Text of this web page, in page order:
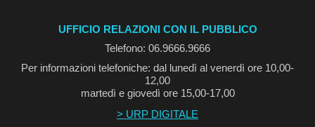
UFFICIO RELAZIONI CON IL PUBBLICO
Telefono: 06.9666.9666
Per informazioni telefoniche: dal lunedì al venerdì ore 10,00-
12,00
martedì e giovedì ore 15,00-17,00
> URP DIGITALE